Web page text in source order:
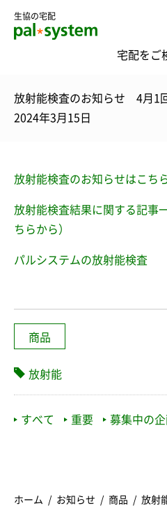
生協の宅配
宅配をご
放射能検査のお知らせ 4月1
2024年3月15日
放射能検査のお知らせはこち
放射能検査結果に関する記事
ちらから）
パルシステムの放射能検査
商品
放射能
すべて 重要 募集中の企
ホーム お知らせ 商品 放射